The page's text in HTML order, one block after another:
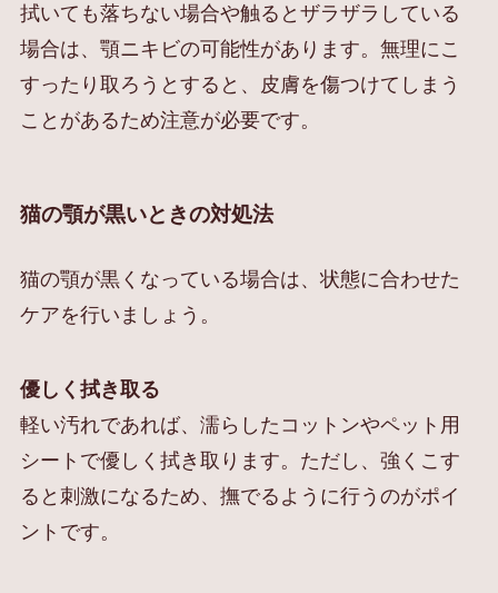
拭いても落ちない場合や触るとザラザラしている
場合は、顎ニキビの可能性があります。無理にこ
すったり取ろうとすると、皮膚を傷つけてしまう
ことがあるため注意が必要です。
猫の顎が黒いときの対処法
猫の顎が黒くなっている場合は、状態に合わせた
ケアを行いましょう。
優しく拭き取る
軽い汚れであれば、濡らしたコットンやペット用
シートで優しく拭き取ります。ただし、強くこす
ると刺激になるため、撫でるように行うのがポイ
ントです。